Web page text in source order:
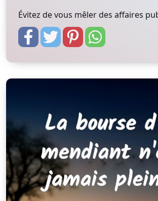
Évitez de vous mêler des affaires